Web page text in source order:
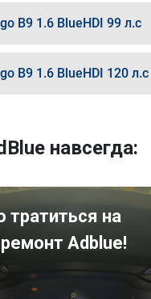
B9 1.6 BlueHDI 99 л.с
B9 1.6 BlueHDI 120 л.с
навсегда:
тратиться на
Adblue!